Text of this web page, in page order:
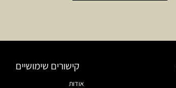
קישורים שימושיים
אודות